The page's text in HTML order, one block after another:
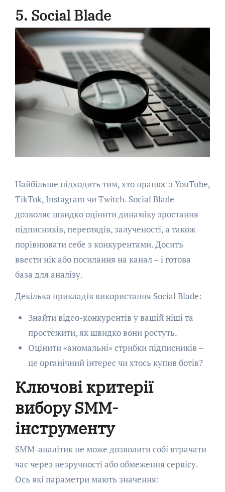
5. Social Blade
Найбільше підходить тим, хто працює з YouTube,
TikTok, Instagram чи Twitch. Social Blade
дозволяє швидко оцінити динаміку зростання
підписників, переглядів, залученості, а також
порівнювати себе з конкурентами. Досить
ввести нік або посилання на канал – і готова
база для аналізу.
Декілька прикладів використання Social Blade:
Знайти відео-конкурентів у вашій ніші та
простежити, як швидко вони ростуть.
Оцінити «аномальні» стрибки підписників –
це органічний інтерес чи хтось купив ботів?
Ключові критерії
вибору SMM-
інструменту
SMM-аналітик не може дозволити собі втрачати
час через незручності або обмеження сервісу.
Ось які параметри мають значення: